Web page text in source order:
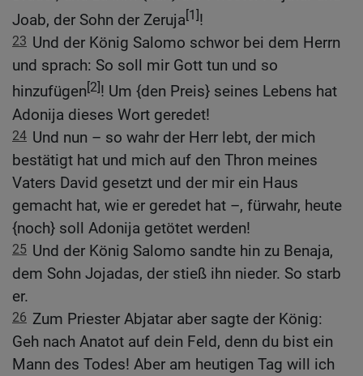
Joab, der Sohn der Zeruja[1]!
23 Und der König Salomo schwor bei dem Herrn
und sprach: So soll mir Gott tun und so
hinzufügen[2]! Um {den Preis} seines Lebens hat
Adonija dieses Wort geredet!
24 Und nun – so wahr der Herr lebt, der mich
bestätigt hat und mich auf den Thron meines
Vaters David gesetzt und der mir ein Haus
gemacht hat, wie er geredet hat –, fürwahr, heute
{noch} soll Adonija getötet werden!
25 Und der König Salomo sandte hin zu Benaja,
dem Sohn Jojadas, der stieß ihn nieder. So starb
er.
26 Zum Priester Abjatar aber sagte der König:
Geh nach Anatot auf dein Feld, denn du bist ein
Mann des Todes! Aber am heutigen Tag will ich